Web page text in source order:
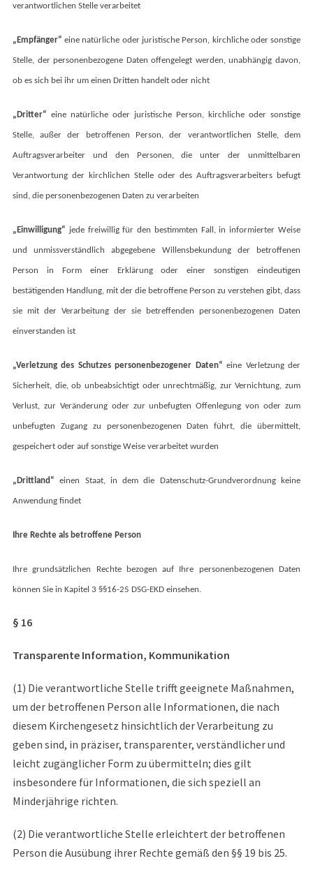
verantwortlichen Stelle verarbeitet
„Empfänger“ eine natürliche oder juristische Person, kirchliche oder sonstige
Stelle, der personenbezogene Daten offengelegt werden, unabhängig davon,
ob es sich bei ihr um einen Dritten handelt oder nicht
„Dritter“ eine natürliche oder juristische Person, kirchliche oder sonstige
Stelle, außer der betroffenen Person, der verantwortlichen Stelle, dem
Auftragsverarbeiter und den Personen, die unter der unmittelbaren
Verantwortung der kirchlichen Stelle oder des Auftragsverarbeiters befugt
sind, die personenbezogenen Daten zu verarbeiten
„Einwilligung“ jede freiwillig für den bestimmten Fall, in informierter Weise
und unmissverständlich abgegebene Willensbekundung der betroffenen
Person in Form einer Erklärung oder einer sonstigen eindeutigen
bestätigenden Handlung, mit der die betroffene Person zu verstehen gibt, dass
sie mit der Verarbeitung der sie betreffenden personenbezogenen Daten
einverstanden ist
„Verletzung des Schutzes personenbezogener Daten“ eine Verletzung der
Sicherheit, die, ob unbeabsichtigt oder unrechtmäßig, zur Vernichtung, zum
Verlust, zur Veränderung oder zur unbefugten Offenlegung von oder zum
unbefugten Zugang zu personenbezogenen Daten führt, die übermittelt,
gespeichert oder auf sonstige Weise verarbeitet wurden
„Drittland“ einen Staat, in dem die Datenschutz-Grundverordnung keine
Anwendung findet
Ihre Rechte als betroffene Person
Ihre grundsätzlichen Rechte bezogen auf Ihre personenbezogenen Daten
können Sie in Kapitel 3 §§16-25 DSG-EKD einsehen.
§ 16
Transparente Information, Kommunikation
(1) Die verantwortliche Stelle trifft geeignete Maßnahmen,
um der betroffenen Person alle Informationen, die nach
diesem Kirchengesetz hinsichtlich der Verarbeitung zu
geben sind, in präziser, transparenter, verständlicher und
leicht zugänglicher Form zu übermitteln; dies gilt
insbesondere für Informationen, die sich speziell an
Minderjährige richten.
(2) Die verantwortliche Stelle erleichtert der betroffenen
Person die Ausübung ihrer Rechte gemäß den §§ 19 bis 25.